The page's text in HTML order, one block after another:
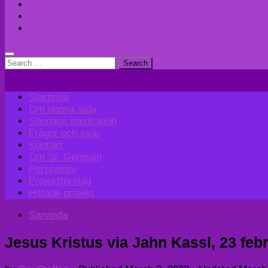
Search
Startsida
Om denna sida
Söndags meditation
Frågor och svar
Kontakt
Om St. Germain
Perspektiv
Projektförslag
Hittade projekt
Sananda
Jesus Kristus via Jahn Kassl, 23